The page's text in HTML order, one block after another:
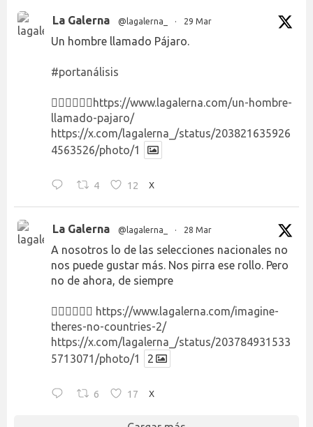
La Galerna @lagalerna_ · 29 Mar
Un hombre llamado Pájaro.
#portanálisis
👉🏻👉🏻👉🏻 https://www.lagalerna.com/un-hombre-
llamado-pajaro/
https://x.com/lagalerna_/status/203821635926
4563526/photo/1
4 12 X
La Galerna @lagalerna_ · 28 Mar
A nosotros lo de las selecciones nacionales no
nos puede gustar más. Nos pirra ese rollo. Pero
no de ahora, de siempre
👉🏻👉🏻👉🏻 https://www.lagalerna.com/imagine-
theres-no-countries-2/
https://x.com/lagalerna_/status/203784931533
5713071/photo/1
2
6 17 X